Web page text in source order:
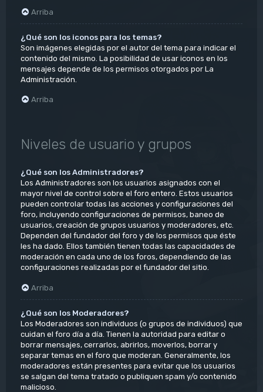
Arriba
¿Qué son los iconos para los temas?
Son imágenes elegidas por el autor del tema para indicar el
contenido del mismo. La posibilidad de usar iconos en los
mensajes depende de los permisos otorgados por La
Administración.
Arriba
Niveles de usuario y grupos
¿Qué son los Administradores?
Los Administradores son los usuarios asignados con el
mayor nivel de control sobre el foro entero. Estos usuarios
pueden controlar todas las acciones y configuraciones del
foro, incluyendo configuraciones de permisos, baneo de
usuarios, creación de grupos usuarios y moderadores, etc.
Dependen del fundador del foro y de los permisos que éste
les ha dado. Ellos también tienen todas las capacidades de
moderación en cada uno de los foros, dependiendo de las
configuraciones realizadas por el fundador del sitio.
Arriba
¿Qué son los Moderadores?
Los Moderadores son individuos (o grupos de individuos) que
cuidan el foro día a día. Tienen la autoridad para editar o
borrar mensajes, cerrarlos, abrirlos, moverlos, borrar y
separar temas en el foro que moderan. Generalmente, los
moderadores están presentes para evitar que los usuarios
se salgan del tema tratado o publiquen spam y/o contenido
malicioso.